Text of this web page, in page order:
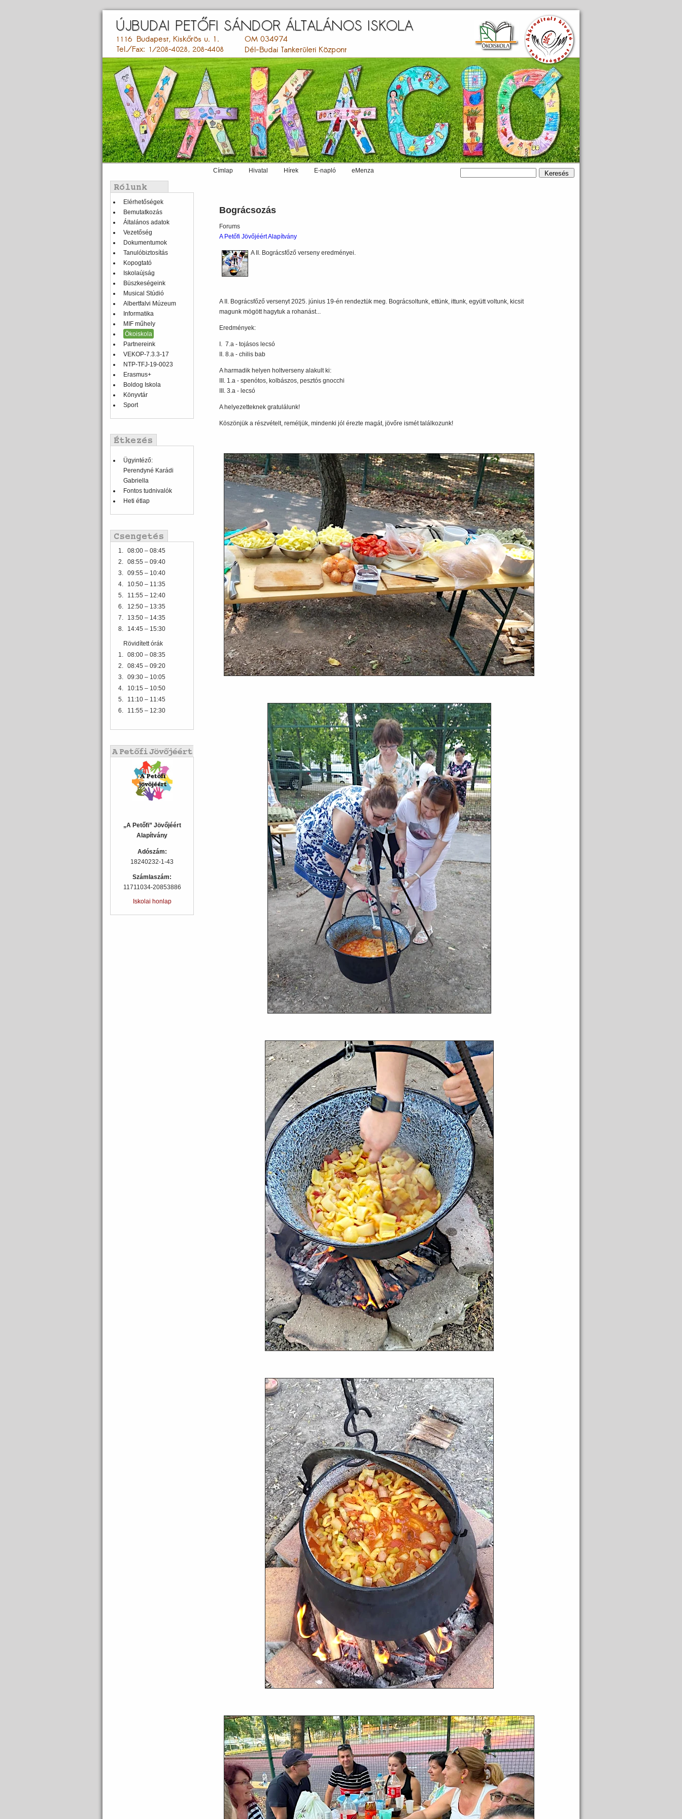
menu
Címlap Hivatal Hírek E-napló eMenza
Balmenü
Elérhetőségek
Bemutatkozás
Általános adatok
Vezetőség
Dokumentumok
Tanulóbiztosítás
Kopogtató
Iskolaújság
Büszkeségeink
Musical Stúdió
Albertfalvi Múzeum
Informatika
MIF műhely
Ökoiskola
Partnereink
VEKOP-7.3.3-17
NTP-TFJ-19-0023
Erasmus+
Boldog Iskola
Könyvtár
Sport
Ügyintéző:
Perendyné Karádi
Gabriella
Fontos tudnivalók
Heti étlap
1. 08:00 – 08:45
2. 08:55 – 09:40
3. 09:55 – 10:40
4.
10:50 – 11:35
5.
11:55 – 12:40
6.
12:50 – 13:35
7.
13:50 – 14:35
8.
14:45 – 15:30
Rövidített órák
1. 08:00 – 08:35
2. 08:45 – 09:20
3. 09:30 – 10:05
4.
10:15 – 10:50
5.
11:10 – 11:45
6.
11:55 – 12:30
„A Petőfi” Jövőjéért
Alapítvány
Adószám:
18240232-1-43
Számlaszám:
11711034-20853886
Iskolai honlap
Bográcsozás
Forums
A Petőfi Jövőjéért Alapítvány
A II. Bográcsfőző verseny eredményei.
A II. Bográcsfőző versenyt 2025. június 19-én rendeztük meg. Bográcsoltunk, ettünk, ittunk, együtt voltunk, kicsit
magunk mögött hagytuk a rohanást...
Eredmények:
I. 7.a - tojásos lecsó
II. 8.a - chilis bab
A harmadik helyen holtverseny alakult ki:
III. 1.a - spenótos, kolbászos, pesztós gnocchi
III. 3.a - lecsó
A helyezetteknek gratulálunk!
Köszönjük a részvételt, reméljük, mindenki jól érezte magát, jövőre ismét találkozunk!